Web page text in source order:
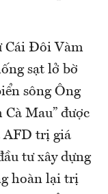
Cái Đôi Vàm
sạt lở bờ
sông Ông
Mau” được
AFD trị giá
tư xây dựng
hoàn lại trị